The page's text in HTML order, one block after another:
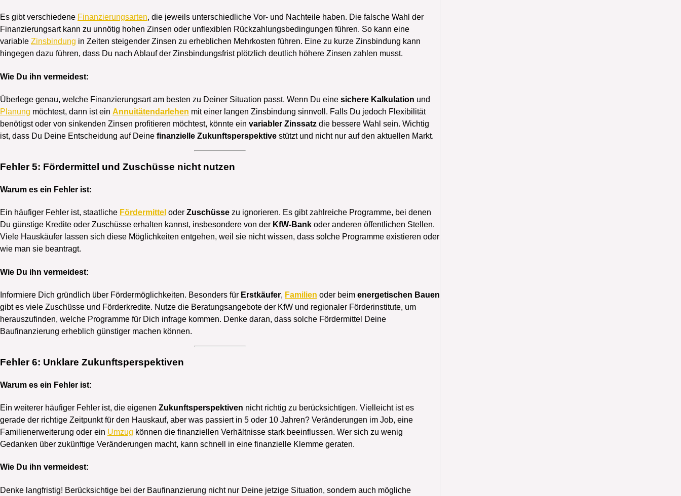
Es gibt verschiedene Finanzierungsarten, die jeweils unterschiedliche Vor- und Nachteile haben. Die falsche Wahl der
Finanzierungsart kann zu unnötig hohen Zinsen oder unflexiblen Rückzahlungsbedingungen führen. So kann eine
variable Zinsbindung in Zeiten steigender Zinsen zu erheblichen Mehrkosten führen. Eine zu kurze Zinsbindung kann
hingegen dazu führen, dass Du nach Ablauf der Zinsbindungsfrist plötzlich deutlich höhere Zinsen zahlen musst.
Wie Du ihn vermeidest:
Überlege genau, welche Finanzierungsart am besten zu Deiner Situation passt. Wenn Du eine sichere Kalkulation und
Planung möchtest, dann ist ein Annuitätendarlehen mit einer langen Zinsbindung sinnvoll. Falls Du jedoch Flexibilität
benötigst oder von sinkenden Zinsen profitieren möchtest, könnte ein variabler Zinssatz die bessere Wahl sein. Wichtig
ist, dass Du Deine Entscheidung auf Deine finanzielle Zukunftsperspektive stützt und nicht nur auf den aktuellen Markt.
Fehler 5: Fördermittel und Zuschüsse nicht nutzen
Warum es ein Fehler ist:
Ein häufiger Fehler ist, staatliche Fördermittel oder Zuschüsse zu ignorieren. Es gibt zahlreiche Programme, bei denen
Du günstige Kredite oder Zuschüsse erhalten kannst, insbesondere von der KfW-Bank oder anderen öffentlichen Stellen.
Viele Hauskäufer lassen sich diese Möglichkeiten entgehen, weil sie nicht wissen, dass solche Programme existieren oder
wie man sie beantragt.
Wie Du ihn vermeidest:
Informiere Dich gründlich über Fördermöglichkeiten. Besonders für Erstkäufer, Familien oder beim energetischen Bauen
gibt es viele Zuschüsse und Förderkredite. Nutze die Beratungsangebote der KfW und regionaler Förderinstitute, um
herauszufinden, welche Programme für Dich infrage kommen. Denke daran, dass solche Fördermittel Deine
Baufinanzierung erheblich günstiger machen können.
Fehler 6: Unklare Zukunftsperspektiven
Warum es ein Fehler ist:
Ein weiterer häufiger Fehler ist, die eigenen Zukunftsperspektiven nicht richtig zu berücksichtigen. Vielleicht ist es
gerade der richtige Zeitpunkt für den Hauskauf, aber was passiert in 5 oder 10 Jahren? Veränderungen im Job, eine
Familienerweiterung oder ein Umzug können die finanziellen Verhältnisse stark beeinflussen. Wer sich zu wenig
Gedanken über zukünftige Veränderungen macht, kann schnell in eine finanzielle Klemme geraten.
Wie Du ihn vermeidest:
Denke langfristig! Berücksichtige bei der Baufinanzierung nicht nur Deine jetzige Situation, sondern auch mögliche